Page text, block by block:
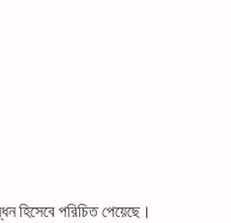
হিসেবে পরিচিত পেয়েছে।